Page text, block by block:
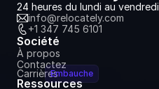
24 heures du lundi au vendredi
info@relocately.com
+1 347 745 6101
Société
À propos
Contactez
CarrièresEmbauche
Ressources